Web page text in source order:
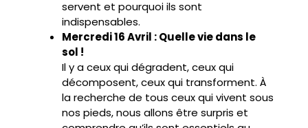
servent et pourquoi ils sont
indispensables.
Mercredi 16 Avril : Quelle vie dans le
sol !
Il y a ceux qui dégradent, ceux qui
décomposent, ceux qui transforment. À
la recherche de tous ceux qui vivent sous
nos pieds, nous allons être surpris et